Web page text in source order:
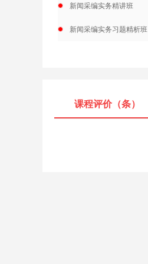
新闻采编实务精讲班
新闻采编实务习题精析班
课程评价（条）